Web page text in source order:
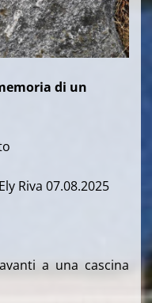
di un
Riva 07.08.2025
a una cascina